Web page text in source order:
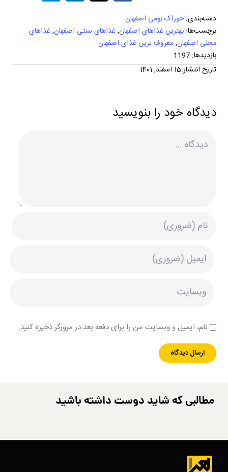
دسته‌بندی:خوراک بومی اصفهان
برچسب‌ها: بهترین غذاهای اصفهان, غذاهای سنتی اصفهان, غذاهای
محلی اصفهان,معروف ترین غذای اصفهان
بازدیدها: 1197
تاریخ انتشار:15 اسفند, 1401
دیدگاه خود را بنویسید
نام، ایمیل و وبسایت من را برای دفعه بعد در مرورگر ذخیره کنید.
مطالبی که شاید دوست داشته باشید